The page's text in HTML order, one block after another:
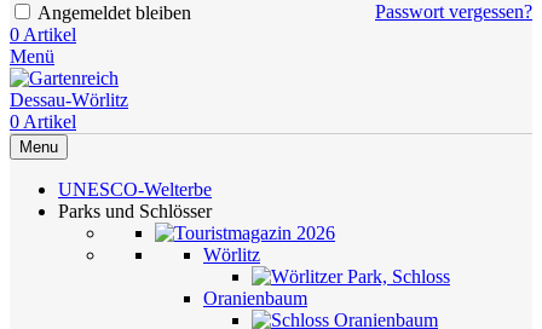
Passwort vergessen?
Angemeldet bleiben
0 Artikel
Menü
0 Artikel
Menu
UNESCO-Welterbe
Parks und Schlösser
Wörlitz
Oranienbaum